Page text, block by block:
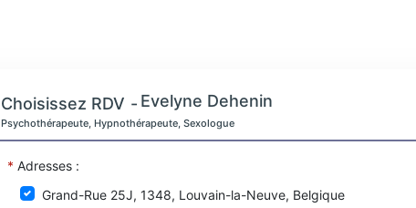
Choisissez RDV - Evelyne Dehenin
Psychothérapeute, Hypnothérapeute, Sexologue
* Adresses :
Grand-Rue 25J, 1348, Louvain-la-Neuve, Belgique